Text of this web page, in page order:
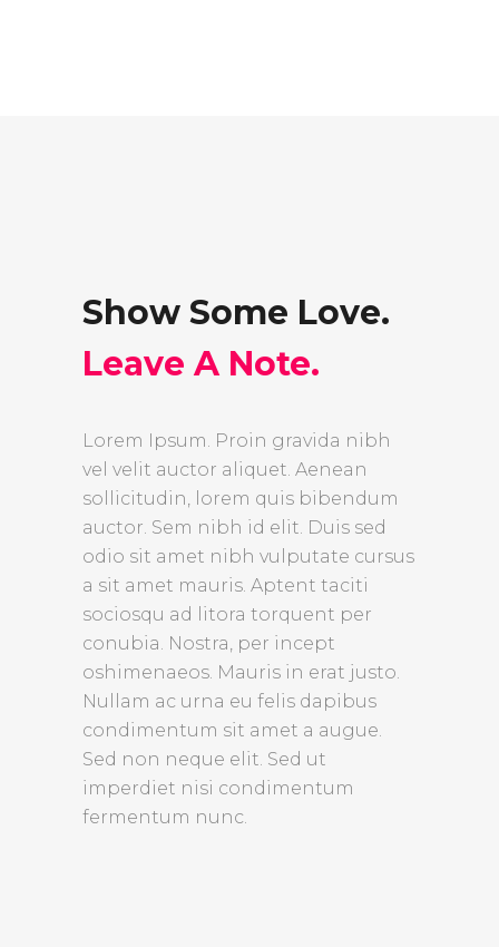
Show Some Love.
Leave A Note.
Lorem Ipsum. Proin gravida nibh
vel velit auctor aliquet. Aenean
sollicitudin, lorem quis bibendum
auctor. Sem nibh id elit. Duis sed
odio sit amet nibh vulputate cursus
a sit amet mauris. Aptent taciti
sociosqu ad litora torquent per
conubia. Nostra, per incept
oshimenaeos. Mauris in erat justo.
Nullam ac urna eu felis dapibus
condimentum sit amet a augue.
Sed non neque elit. Sed ut
imperdiet nisi condimentum
fermentum nunc.